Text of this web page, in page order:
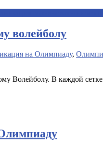
волейболу
на Олимпиаду,
В каждой сетке